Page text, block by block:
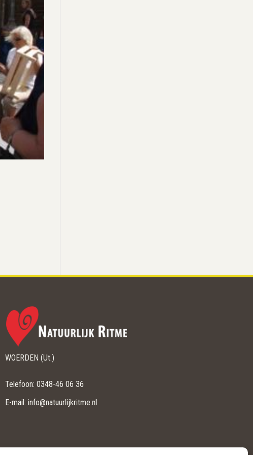
WOERDEN (Ut.)
Telefoon: 0348-46 06 36
E-mail: info@natuurlijkritme.nl